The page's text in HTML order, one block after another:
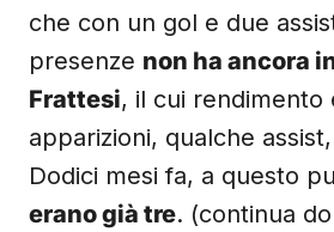
che con un gol e due
presenze non ha ancora
Frattesi, il cui rendimento
apparizioni, qualche
Dodici mesi fa, a questo
erano già tre. (continua